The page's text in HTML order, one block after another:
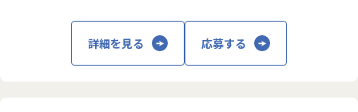
億円規模のビッグプロジェクトにも多数参画中。
やりがいを持って業務に取り組める環境です。
技術の適用・R&D（研究開発）に力を注いで
います。2019年にSHIFTグループへと参画し
たことが新しい技術領域への挑戦の追い風と
詳細を見る 応募する